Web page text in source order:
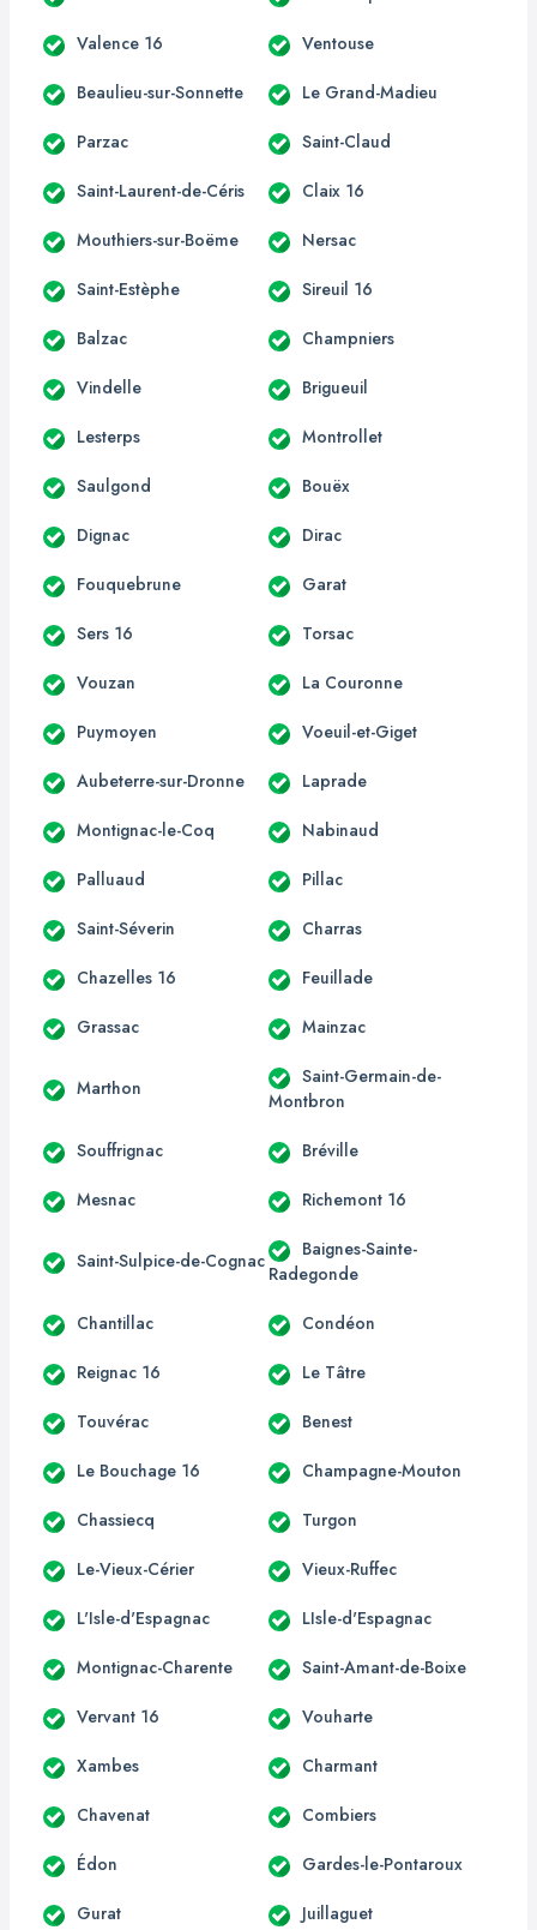
Valence 16 Ventouse
Beaulieu-sur-Sonnette Le Grand-Madieu
Parzac Saint-Claud
Saint-Laurent-de-Céris Claix 16
Mouthiers-sur-Boëme Nersac
Saint-Estèphe Sireuil 16
Balzac Champniers
Vindelle Brigueuil
Lesterps Montrollet
Saulgond Bouëx
Dignac Dirac
Fouquebrune Garat
Sers 16 Torsac
Vouzan La Couronne
Puymoyen Voeuil-et-Giget
Aubeterre-sur-Dronne Laprade
Montignac-le-Coq Nabinaud
Palluaud Pillac
Saint-Séverin Charras
Chazelles 16 Feuillade
Grassac Mainzac
Marthon
Saint-Germain-de-
Montbron
Souffrignac Bréville
Mesnac Richemont 16
Saint-Sulpice-de-Cognac
Baignes-Sainte-
Radegonde
Chantillac Condéon
Reignac 16 Le Tâtre
Touvérac Benest
Le Bouchage 16 Champagne-Mouton
Chassiecq Turgon
Le-Vieux-Cérier Vieux-Ruffec
L'Isle-d'Espagnac LIsle-d'Espagnac
Montignac-Charente Saint-Amant-de-Boixe
Vervant 16 Vouharte
Xambes Charmant
Chavenat Combiers
Édon Gardes-le-Pontaroux
Gurat Juillaguet